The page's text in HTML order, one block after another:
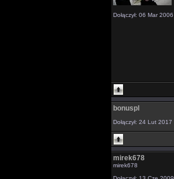
Dołączył: 06 Mar 2006
bonuspl
Dołączył: 24 Lut 2017
mirek678
mirek678